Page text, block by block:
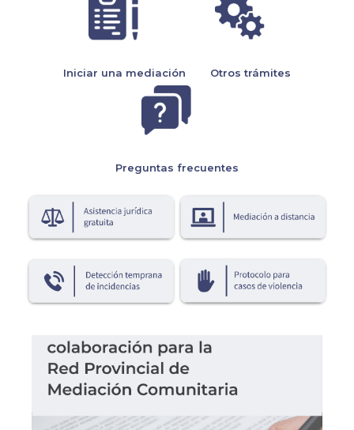
Iniciar una mediación Otros trámites
Preguntas frecuentes